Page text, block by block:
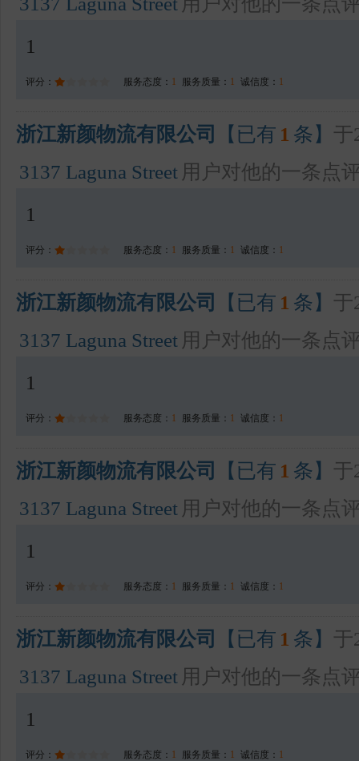
1
评分： 服务态度： 1 服务质量： 1 诚信度： 1
浙江新颜物流有限公司 【已有 1 条】 于
3137 Laguna Street 用户对他的一条点
1
评分： 服务态度： 1 服务质量： 1 诚信度： 1
浙江新颜物流有限公司 【已有 1 条】 于
3137 Laguna Street 用户对他的一条点
1
评分： 服务态度： 1 服务质量： 1 诚信度： 1
浙江新颜物流有限公司 【已有 1 条】 于
3137 Laguna Street 用户对他的一条点
1
评分： 服务态度： 1 服务质量： 1 诚信度： 1
浙江新颜物流有限公司 【已有 1 条】 于
3137 Laguna Street 用户对他的一条点
1
评分： 服务态度： 1 服务质量： 1 诚信度： 1